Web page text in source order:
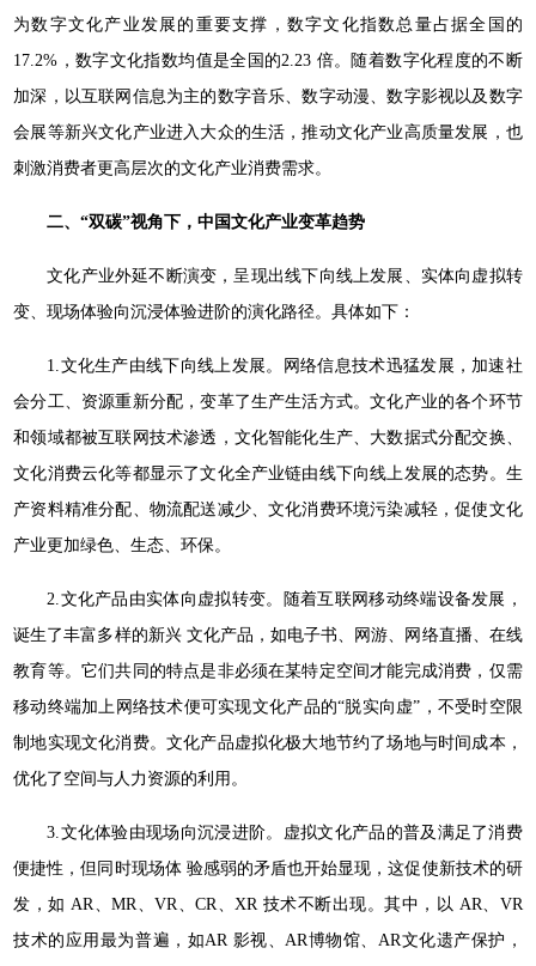
为数字文化产业发展的重要支撑，数字文化指数总量占据全国的
17.2%，数字文化指数均值是全国的2.23 倍。随着数字化程度的不断
加深，以互联网信息为主的数字音乐、数字动漫、数字影视以及数字
会展等新兴文化产业进入大众的生活，推动文化产业高质量发展，也
刺激消费者更高层次的文化产业消费需求。
二、“双碳”视角下，中国文化产业变革趋势
文化产业外延不断演变，呈现出线下向线上发展、实体向虚拟转
变、现场体验向沉浸体验进阶的演化路径。具体如下：
1.文化生产由线下向线上发展。网络信息技术迅猛发展，加速社
会分工、资源重新分配，变革了生产生活方式。文化产业的各个环节
和领域都被互联网技术渗透，文化智能化生产、大数据式分配交换、
文化消费云化等都显示了文化全产业链由线下向线上发展的态势。生
产资料精准分配、物流配送减少、文化消费环境污染减轻，促使文化
产业更加绿色、生态、环保。
2.文化产品由实体向虚拟转变。随着互联网移动终端设备发展，
诞生了丰富多样的新兴 文化产品，如电子书、网游、网络直播、在线
教育等。它们共同的特点是非必须在某特定空间才能完成消费，仅需
移动终端加上网络技术便可实现文化产品的“脱实向虚”，不受时空限
制地实现文化消费。文化产品虚拟化极大地节约了场地与时间成本，
优化了空间与人力资源的利用。
3.文化体验由现场向沉浸进阶。虚拟文化产品的普及满足了消费
便捷性，但同时现场体 验感弱的矛盾也开始显现，这促使新技术的研
发，如 AR、MR、VR、CR、XR 技术不断出现。其中，以 AR、VR
技术的应用最为普遍，如AR 影视、AR博物馆、AR文化遗产保护，